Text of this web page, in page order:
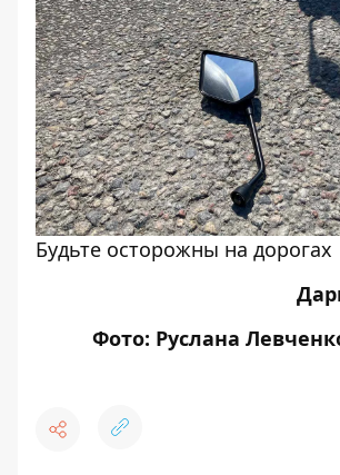
Будьте осторожны на дорогах
Фото: Руслана